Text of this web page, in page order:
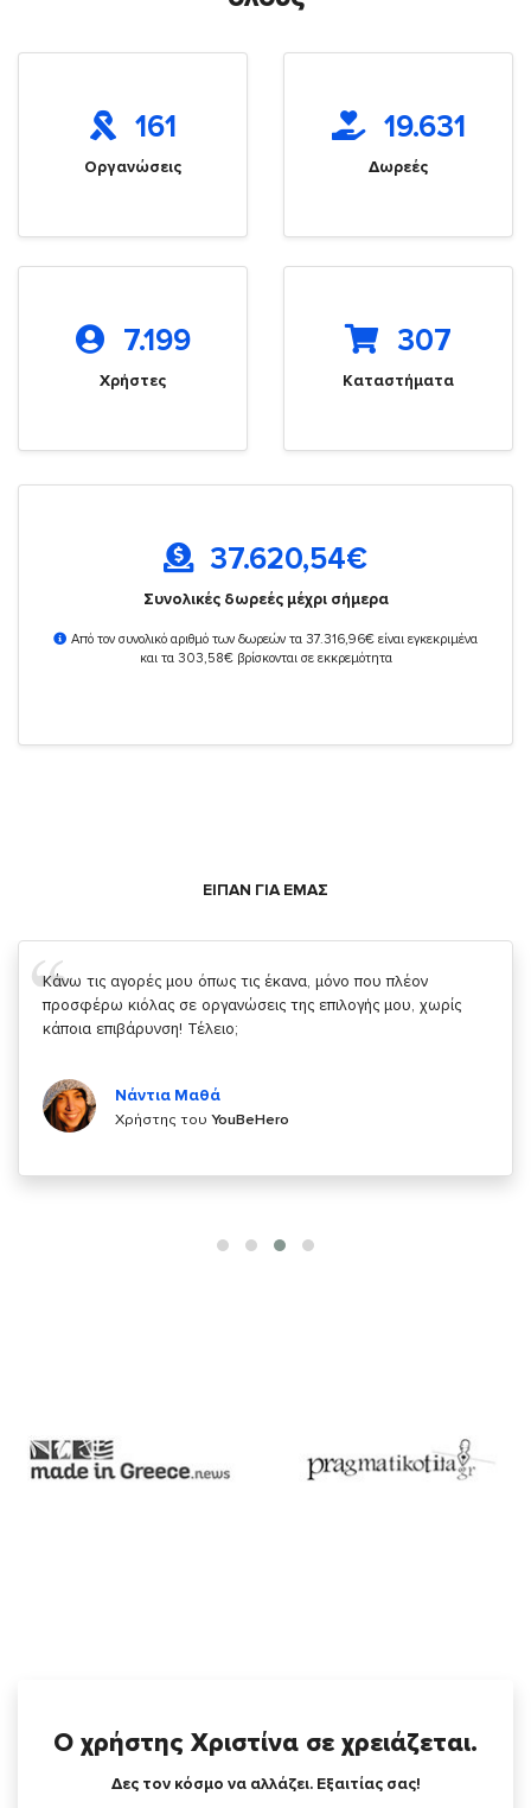
161
Οργανώσεις
19.631
Δωρεές
7.199
Χρήστες
307
Καταστήματα
37.620,54€
Συνολικές δωρεές μέχρι σήμερα
Από τον συνολικό αριθμό των δωρεών τα 37.316,96€ είναι εγκεκριμένα
και τα 303,58€ βρίσκονται σε εκκρεμότητα
ΕΙΠΑΝ ΓΙΑ ΕΜΑΣ
Σας ευχαριστώ που μας δίνετε την δυνατότητα να κάνουμε
κάτι!
Χρήστης τουYouBeHero
Ο χρήστης Χριστίνα σε χρειάζεται.
Δες τον κόσμο να αλλάζει. Εξαιτίας σας!